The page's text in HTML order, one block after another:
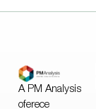
A PM Analysis
oferece